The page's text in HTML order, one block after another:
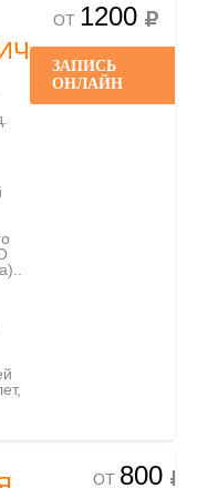
ОТ 1200
ЗАПИСЬ
ОНЛАЙН
ОТ 800